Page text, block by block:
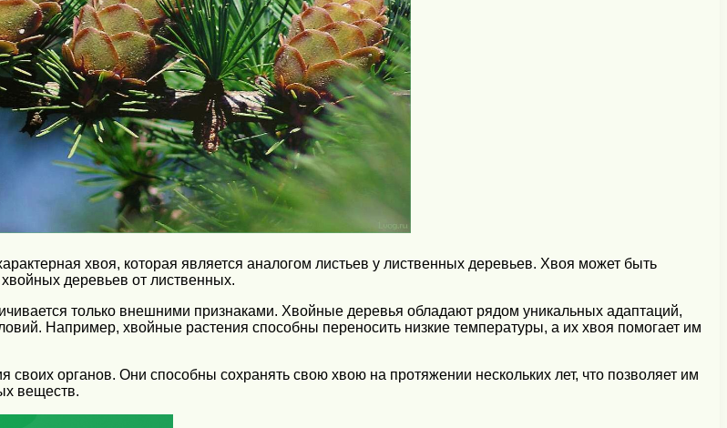
хвоя, которая является аналогом листьев у лиственных деревьев. Хвоя может быть
деревьев от лиственных.
только внешними признаками. Хвойные деревья обладают рядом уникальных адаптаций,
Например, хвойные растения способны переносить низкие температуры, а их хвоя помогает им
органов. Они способны сохранять свою хвою на протяжении нескольких лет, что позволяет им
веществ.